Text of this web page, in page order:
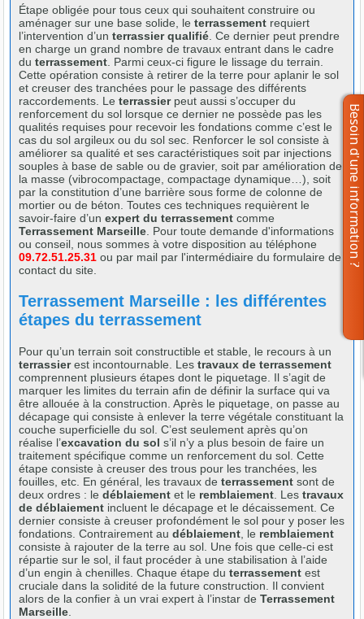
Étape obligée pour tous ceux qui souhaitent construire ou
aménager sur une base solide, leterrassement requiert
l’intervention d’unterrassier qualifié . Ce dernier peut prendre
en charge un grand nombre de travaux entrant dans le cadre
duterrassement . Parmi ceux-ci figure le lissage du terrain.
Cette opération consiste à retirer de la terre pour aplanir le sol
et creuser des tranchées pour le passage des différents
raccordements. Leterrassierpeut aussi s’occuper du
renforcement du sol lorsque ce dernier ne possède pas les
qualités requises pour recevoir les fondations comme c’est le
cas du sol argileux ou du sol sec. Renforcer le sol consiste à
améliorer sa qualité et ses caractéristiques soit par injections
souples à base de sable ou de gravier, soit par amélioration de
la masse (vibrocompactage, compactage dynamique…), soit
par la constitution d’une barrière sous forme de colonne de
mortier ou de béton. Toutes ces techniques requièrent le
savoir-faire d’unexpert du terrassement comme
Terrassement Marseille . Pour toute demande d'informations
ou conseil, nous sommes à votre disposition au téléphone
09.72.51.25.31 ou par mail par l'intermédiaire du formulaire de
contact du site.
Terrassement Marseille : les différentes
étapes du terrassement
Pour qu’un terrain soit constructible et stable, le recours à un
terrassierest incontournable. Lestravaux de terrassement
comprennent plusieurs étapes dont le piquetage. Il s’agit de
marquer les limites du terrain afin de définir la surface qui va
être allouée à la construction. Après le piquetage, on passe au
décapage qui consiste à enlever la terre végétale constituant la
couche superficielle du sol. C’est seulement après qu’on
réalise l’excavation du sol s’il n’y a plus besoin de faire un
traitement spécifique comme un renforcement du sol. Cette
étape consiste à creuser des trous pour les tranchées, les
fouilles, etc. En général, les travaux deterrassement sont de
deux ordres : ledéblaiement et le remblaiement . Lestravaux
de déblaiement incluent le décapage et le décaissement. Ce
dernier consiste à creuser profondément le sol pour y poser les
fondations. Contrairement audéblaiement , le remblaiement
consiste à rajouter de la terre au sol. Une fois que celle-ci est
répartie sur le sol, il faut procéder à une stabilisation à l’aide
d’un engin à chenilles. Chaque étape duterrassement est
cruciale dans la solidité de la future construction. Il convient
alors de la confier à un vrai expert à l’instar deTerrassement
Marseille